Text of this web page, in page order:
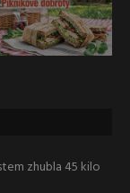
zhubla 45 kilo